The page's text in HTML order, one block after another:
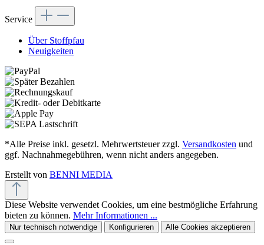
Service
Über Stoffpfau
Neuigkeiten
*Alle Preise inkl. gesetzl. Mehrwertsteuer zzgl. Versandkosten und
ggf. Nachnahmegebühren, wenn nicht anders angegeben.
Erstellt von BENNI MEDIA
Diese Website verwendet Cookies, um eine bestmögliche Erfahrung
bieten zu können. Mehr Informationen ...
Nur technisch notwendige Konfigurieren Alle Cookies akzeptieren